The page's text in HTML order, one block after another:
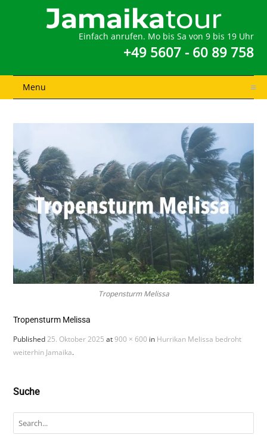
Einfach anrufen. Mo bis Sa von 9 bis 19 Uhr
+49 5607 - 60 89 758
Menu
Tropensturm Melissa
Tropensturm Melissa
Published25. Oktober 2025 at900 × 600 in Hurrikan Melissa bedroht
weiterhin Jamaika.
Suche